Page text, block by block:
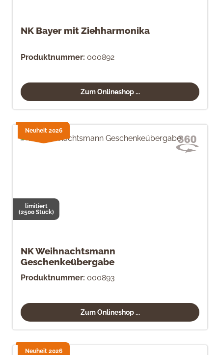
NK Bayer mit Ziehharmonika
Produktnummer: 000892
Zum Onlineshop ...
NK Weihnachtsmann
Geschenkeübergabe
Produktnummer: 000893
Zum Onlineshop ...
Neuheit 2026
limitiert
(2500 Stück)
Neuheit 2026